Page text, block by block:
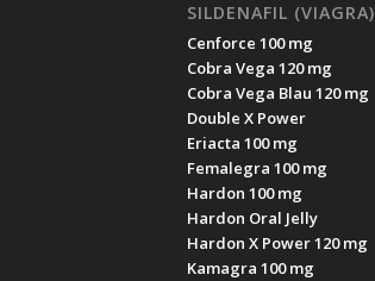
SILDENAFIL (VIAGRA)
Cenforce 100 mg
Cobra Vega 120 mg
Cobra Vega Blau 120 mg
Double X Power
Eriacta 100 mg
Femalegra 100 mg
Hardon 100 mg
Hardon Oral Jelly
Hardon X Power 120 mg
Kamagra 100 mg